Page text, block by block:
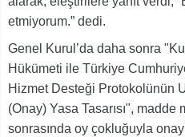
etmiyorum.” dedi.
Genel Kurul’da daha sonra
Hükümeti ile Türkiye
Hizmet Desteği Protokolünün
(Onay) Yasa Tasarısı",
sonrasında oy çokluğuyla